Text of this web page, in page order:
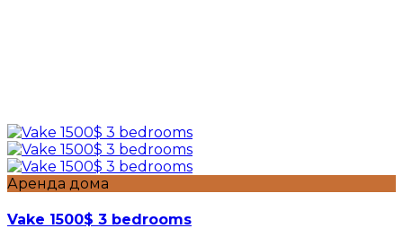
Аренда дома
Vake 1500$ 3 bedrooms